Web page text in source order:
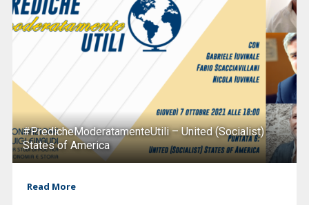
#PredicheModeratamenteUtili – United (Socialist)
States of America
Read More